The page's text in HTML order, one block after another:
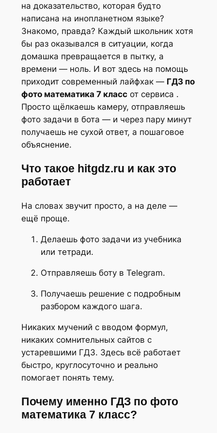
на доказательство, которая будто
написана на инопланетном языке?
Знакомо, правда? Каждый школьник хотя
бы раз оказывался в ситуации, когда
домашка превращается в пытку, а
времени — ноль. И вот здесь на помощь
приходит современный лайфхак — ГДЗ по
фото математика 7 классот сервиса .
Просто щёлкаешь камеру, отправляешь
фото задачи в бота — и через пару минут
получаешь не сухой ответ, а пошаговое
объяснение.
Что такое hitgdz.ru и как это
работает
На словах звучит просто, а на деле —
ещё проще.
Делаешь фото задачи из учебника
или тетради.
Отправляешь боту в Telegram.
Получаешь решение с подробным
разбором каждого шага.
Никаких мучений с вводом формул,
никаких сомнительных сайтов с
устаревшими ГДЗ. Здесь всё работает
быстро, круглосуточно и реально
помогает понять тему.
Почему именно ГДЗ по фото
математика 7 класс?